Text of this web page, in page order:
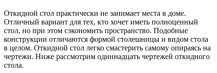
Откидной стол практически не занимает места в доме.
Отличный вариант для тех, кто хочет иметь полноценный
стол, но при этом сэкономить пространство. Подобные
конструкции отличаются формой столешницы и видом стола
в целом. Откидной стол легко смастерить самому опираясь на
чертежи. Ниже рассмотрим одиннадцать чертежей откидного
стола.